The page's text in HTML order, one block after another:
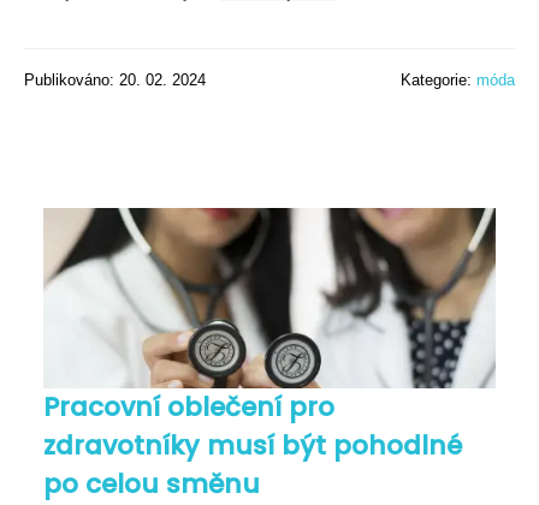
Publikováno: 20. 02. 2024 Kategorie: móda
Pracovní oblečení pro
zdravotníky musí být pohodlné
po celou směnu